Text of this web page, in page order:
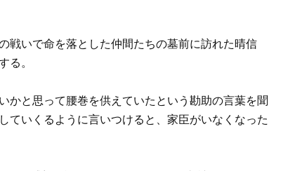
戦いで命を落とした仲間たちの墓前に訪れた晴信
る。
かと思って腰巻を供えていたという勘助の言葉を聞
ていくるように言いつけると、家臣がいなくなった